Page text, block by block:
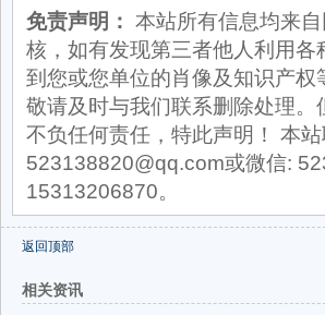
免责声明： 本站所有信息均来
核，如有发现第三者他人利用
到您或您单位的肖像及知识产
敬请及时与我们联系删除处理
不负任何责任，特此声明！ 本
523138820@qq.com或微信:
15313206870。
返回顶部
相关资讯